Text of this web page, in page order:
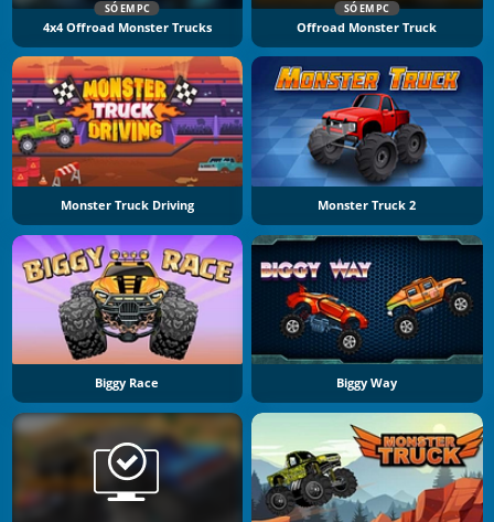
SÓ EM PC
4x4 Offroad Monster Trucks
SÓ EM PC
Offroad Monster Truck
Monster Truck Driving Monster Truck 2
Biggy Race Biggy Way